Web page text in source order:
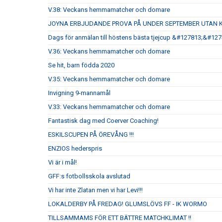
V.38: Veckans hemmamatcher och domare
JOYNA ERBJUDANDE PROVA PÅ UNDER SEPTEMBER UTAN
Dags för anmälan till höstens bästa tjejcup
V.36: Veckans hemmamatcher och domare
Se hit, barn födda 2020
V.35: Veckans hemmamatcher och domare
Invigning 9-mannamål
V.33: Veckans hemmamatcher och domare
Fantastisk dag med Coerver Coaching!
ESKILSCUPEN PÅ ÖREVÅNG !!!
ENZIOS hederspris
Vi är i mål!
GFF:s fotbollsskola avslutad
Vi har inte Zlatan men vi har Levi!!!
LOKALDERBY PÅ FREDAG! GLUMSLÖVS FF - IK WORMO
TILLSAMMAMS FÖR ETT BÄTTRE MATCHKLIMAT !!